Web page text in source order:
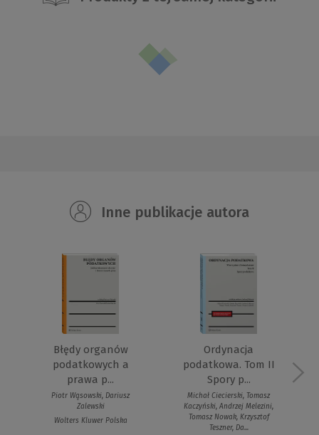
Inne publikacje autora
Błędy organów
podatkowych a
prawa p...
Piotr Wąsowski, Dariusz
Zalewski
Wolters Kluwer Polska
Ordynacja
podatkowa. Tom II
Spory p...
Michał Ciecierski, Tomasz
Kaczyński, Andrzej Melezini,
Tomasz Nowak, Krzysztof
Teszner, Da...